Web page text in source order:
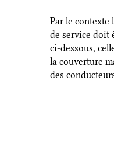
Par le contexte
de service doit
ci-dessous,
la couverture
des